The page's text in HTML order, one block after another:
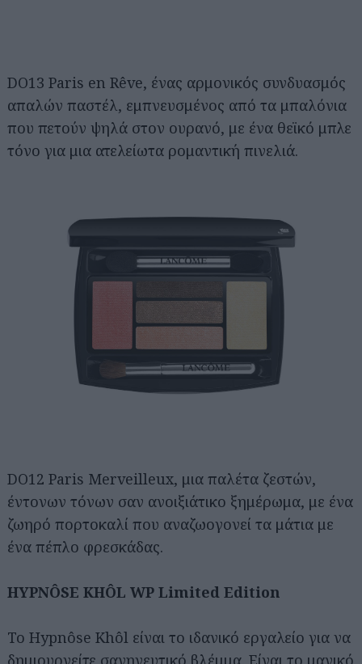
DO13 Paris en Rêve, ένας αρμονικός συνδυασμός
απαλών παστέλ, εμπνευσμένος από τα μπαλόνια
που πετούν ψηλά στον ουρανό, με ένα θεϊκό μπλε
τόνο για μια ατελείωτα ρομαντική πινελιά.
DO12 Paris Merveilleux, μια παλέτα ζεστών,
έντονων τόνων σαν ανοιξιάτικο ξημέρωμα, με ένα
ζωηρό πορτοκαλί που αναζωογονεί τα μάτια με
ένα πέπλο φρεσκάδας.
HYPNÔSE KHÔL WP Limited Edition
Το Hypnôse Khôl είναι το ιδανικό εργαλείο για να